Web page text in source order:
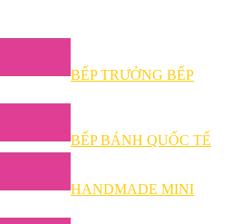
BẾP TRƯỞNG BẾP
BẾP BÁNH QUỐC TẾ
HANDMADE MINI